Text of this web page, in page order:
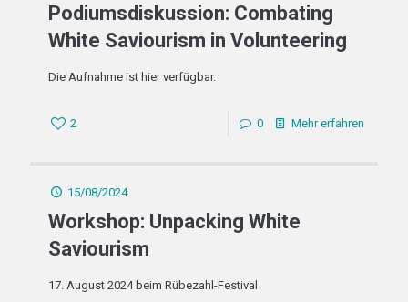
Podiumsdiskussion: Combating
White Saviourism in Volunteering
Die Aufnahme ist hier verfügbar.
2 0 Mehr erfahren
15/08/2024
Workshop: Unpacking White
Saviourism
17. August 2024 beim Rübezahl-Festival